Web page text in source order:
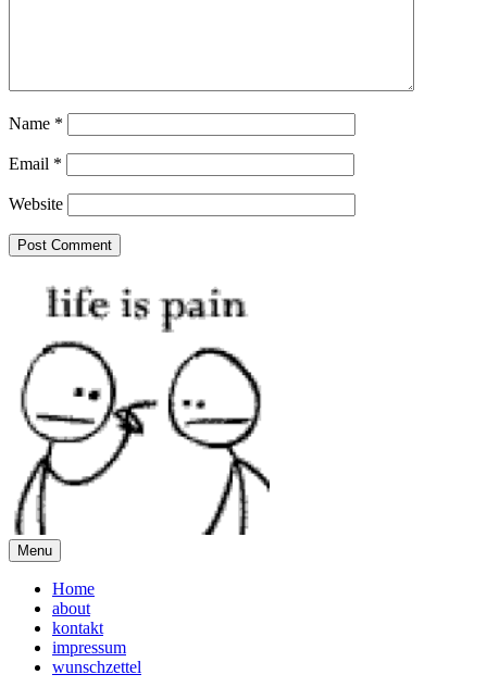
Name *
Email *
Website
Menu
Home
about
kontakt
impressum
wunschzettel